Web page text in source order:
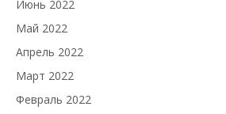
Июнь 2022
Май 2022
Апрель 2022
Март 2022
Февраль 2022